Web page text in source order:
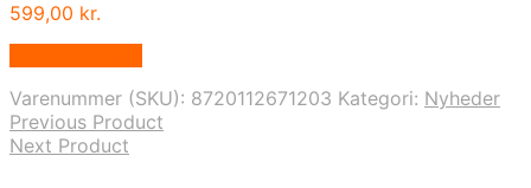
599,00 kr.
Varenummer (SKU): 8720112671203 Kategori: Nyheder
Previous Product
Next Product